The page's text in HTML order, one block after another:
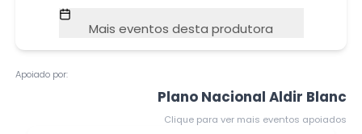
Mais eventos desta produtora
Apoiado por:
Plano Nacional Aldir Blanc
Clique para ver mais eventos apoiados